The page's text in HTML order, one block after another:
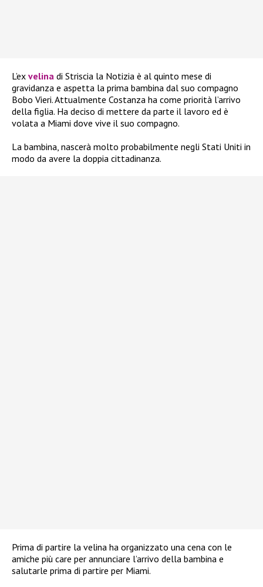
L’ex velina di Striscia la Notizia è al quinto mese di
gravidanza e aspetta la prima bambina dal suo compagno
Bobo Vieri. Attualmente Costanza ha come priorità l’arrivo
della figlia. Ha deciso di mettere da parte il lavoro ed è
volata a Miami dove vive il suo compagno.
La bambina, nascerà molto probabilmente negli Stati Uniti in
modo da avere la doppia cittadinanza.
Prima di partire la velina ha organizzato una cena con le
amiche più care per annunciare l’arrivo della bambina e
salutarle prima di partire per Miami.